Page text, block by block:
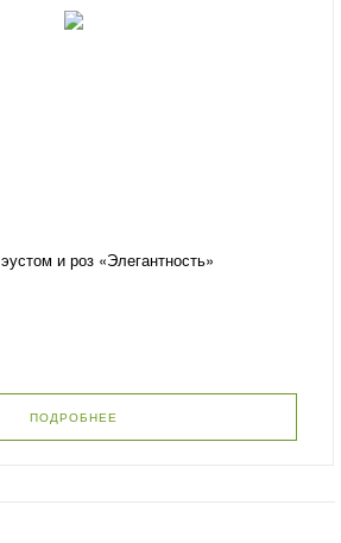
и роз «Элегантность»
ПОДРОБНЕЕ